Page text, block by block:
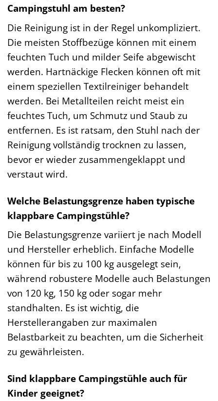
Campingstuhl am besten?
Die Reinigung ist in der Regel unkompliziert.
Die meisten Stoffbezüge können mit einem
feuchten Tuch und milder Seife abgewischt
werden. Hartnäckige Flecken können oft mit
einem speziellen Textilreiniger behandelt
werden. Bei Metallteilen reicht meist ein
feuchtes Tuch, um Schmutz und Staub zu
entfernen. Es ist ratsam, den Stuhl nach der
Reinigung vollständig trocknen zu lassen,
bevor er wieder zusammengeklappt und
verstaut wird.
Welche Belastungsgrenze haben typische
klappbare Campingstühle?
Die Belastungsgrenze variiert je nach Modell
und Hersteller erheblich. Einfache Modelle
können für bis zu 100 kg ausgelegt sein,
während robustere Modelle auch Belastungen
von 120 kg, 150 kg oder sogar mehr
standhalten. Es ist wichtig, die
Herstellerangaben zur maximalen
Belastbarkeit zu beachten, um die Sicherheit
zu gewährleisten.
Sind klappbare Campingstühle auch für
Kinder geeignet?